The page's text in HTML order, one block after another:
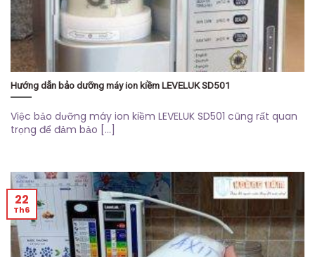
Hướng dẫn bảo dưỡng máy ion kiềm LEVELUK SD501
Việc bảo dưỡng máy ion kiềm LEVELUK SD501 cũng rất quan
trọng để đảm bảo [...]
22
Th6